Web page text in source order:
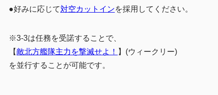
●好みに応じて対空カットインを採用してください。
※3-3は任務を受諾することで、
【敵北方艦隊主力を撃滅せよ！ 】(ウィークリー)
を並行することが可能です。